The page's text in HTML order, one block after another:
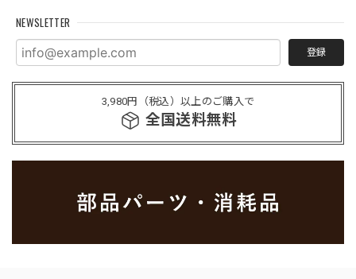
NEWSLETTER
登録
3,980円（税込）以上のご購入で
全国送料無料